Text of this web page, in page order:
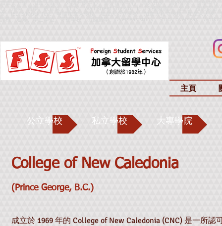
主頁
公立學校 私立學校 大專學院
College of New Caledonia
(Prince George, B.C.)
成立於 1969 年的 College of New Caledonia (CNC) 是一所認